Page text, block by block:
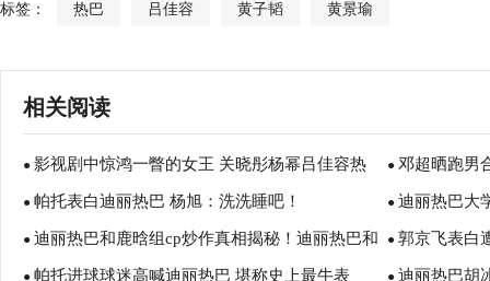
标签： 热巴 吕佳容 黄子韬 黄景瑜
相关阅读
● 影视剧中惊鸿一瞥的女王 关晓彤杨幂吕佳容热
巴
● 邓超晒跑男
● 帕托表白迪丽热巴 杨旭：洗洗睡吧！ ● 迪丽热巴大
的吗？ 迪丽
● 迪丽热巴和鹿晗组cp炒作真相揭秘！迪丽热巴和
鹿晗亲吻照爆出！ 迪丽热巴告别跑男了吗
● 郭京飞表白
些？ 郭京飞
● 帕托进球球迷高喊迪丽热巴 堪称史上最牛表 ● 迪丽热巴胡